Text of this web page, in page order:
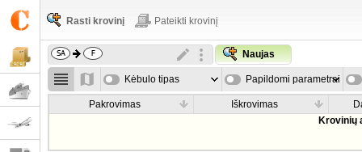
Rasti krovinį Pateikti krovinį
Naujas
Kėbulo tipas Papildomi parametrai
Pakrovimas Iškrovimas
Krovinių